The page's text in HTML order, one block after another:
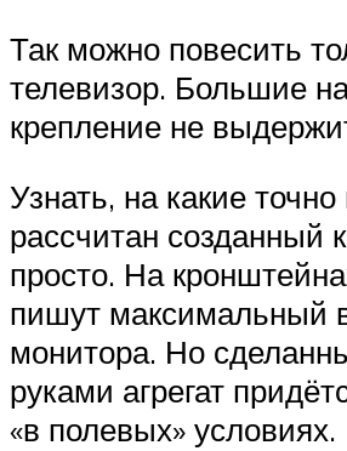
Так можно повесить
телевизор. Большие
крепление не
Узнать, на какие
рассчитан созданный
просто. На
пишут максимальный
монитора. Но
руками агрегат
«в полевых» условиях.